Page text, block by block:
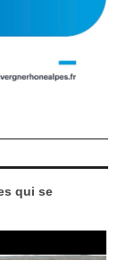
qui se